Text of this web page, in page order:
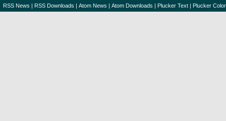
RSS News | RSS Downloads | Atom News | Atom Downloads | Plucker Text | Plucker Color